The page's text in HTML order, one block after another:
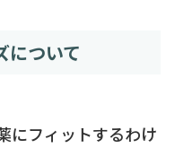
について
にフィットするわけ